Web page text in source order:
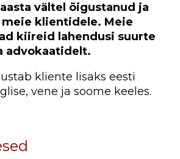
vältel õigustanud ja
klientidele. Meie
kiireid lahendusi suurte
advokaatidelt.
kliente lisaks eesti
vene ja soome keeles.